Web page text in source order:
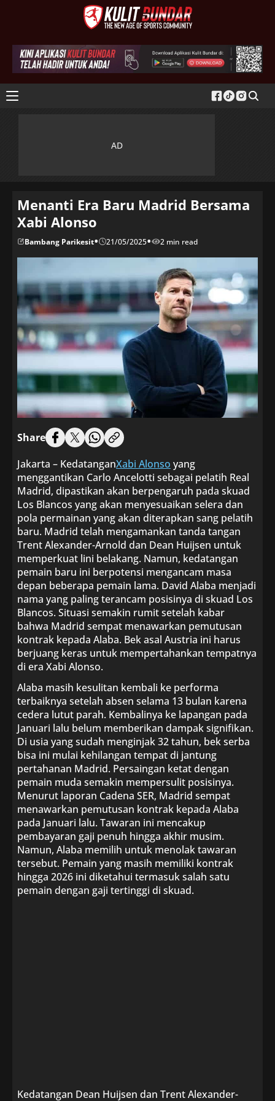
Menanti Era Baru Madrid Bersama
Xabi Alonso
Bambang Parikesit• 21/05/2025• 2 min read
Share
Jakarta – KedatanganXabi Alonso yang
menggantikan Carlo Ancelotti sebagai pelatih Real
Madrid, dipastikan akan berpengaruh pada skuad
Los Blancos yang akan menyesuaikan selera dan
pola permainan yang akan diterapkan sang pelatih
baru. Madrid telah mengamankan tanda tangan
Trent Alexander-Arnold dan Dean Huijsen untuk
memperkuat lini belakang. Namun, kedatangan
pemain baru ini berpotensi mengancam masa
depan beberapa pemain lama. David Alaba menjadi
nama yang paling terancam posisinya di skuad Los
Blancos. Situasi semakin rumit setelah kabar
bahwa Madrid sempat menawarkan pemutusan
kontrak kepada Alaba. Bek asal Austria ini harus
berjuang keras untuk mempertahankan tempatnya
di era Xabi Alonso.
Alaba masih kesulitan kembali ke performa
terbaiknya setelah absen selama 13 bulan karena
cedera lutut parah. Kembalinya ke lapangan pada
Januari lalu belum memberikan dampak signifikan.
Di usia yang sudah menginjak 32 tahun, bek serba
bisa ini mulai kehilangan tempat di jantung
pertahanan Madrid. Persaingan ketat dengan
pemain muda semakin mempersulit posisinya.
Menurut laporan Cadena SER, Madrid sempat
menawarkan pemutusan kontrak kepada Alaba
pada Januari lalu. Tawaran ini mencakup
pembayaran gaji penuh hingga akhir musim.
Namun, Alaba memilih untuk menolak tawaran
tersebut. Pemain yang masih memiliki kontrak
hingga 2026 ini diketahui termasuk salah satu
pemain dengan gaji tertinggi di skuad.
Kedatangan Dean Huijsen dan Trent Alexander-